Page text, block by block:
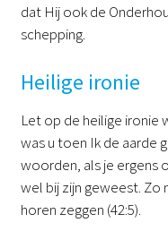
dat Hij ook de
schepping.
Heilige ironie
Let op de heilige ironie
was u toen Ik de aarde
woorden, als je ergens
wel bij zijn geweest. Zo
horen zeggen (42:5).